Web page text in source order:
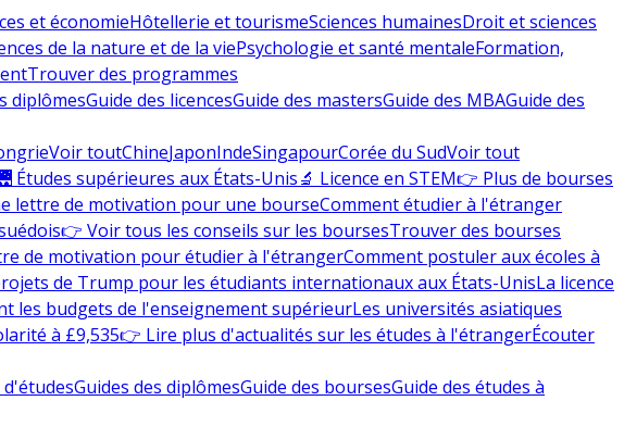
et économieHôtellerie et tourismeSciences humainesDroit et sciences
de la nature et de la viePsychologie et santé mentaleFormation,
Trouver des programmes
diplômesGuide des licencesGuide des mastersGuide des MBAGuide des
Voir toutChineJaponIndeSingapourCorée du SudVoir tout
Études supérieures aux États-Unis🔬 Licence en STEM👉 Plus de bourses
lettre de motivation pour une bourseComment étudier à l'étranger
👉 Voir tous les conseils sur les boursesTrouver des bourses
de motivation pour étudier à l'étrangerComment postuler aux écoles à
de Trump pour les étudiants internationaux aux États-UnisLa licence
les budgets de l'enseignement supérieurLes universités asiatiques
à £9,535👉 Lire plus d'actualités sur les études à l'étrangerÉcouter
Guides des diplômesGuide des boursesGuide des études à